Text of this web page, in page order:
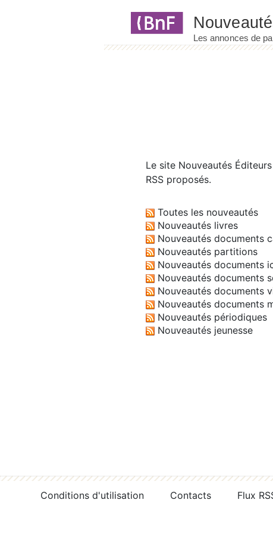
Le site Nouveautés Éditeurs
RSS proposés.
Toutes les nouveautés
Nouveautés livres
Nouveautés documents
Nouveautés partitions
Nouveautés documents
Nouveautés documents
Nouveautés documents
Nouveautés documents
Nouveautés périodiques
Nouveautés jeunesse
Conditions d'utilisation Contacts Flux